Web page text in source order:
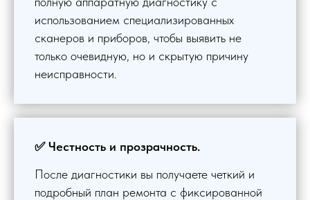
использованием специализированных
сканеров и приборов, чтобы выявить не
только очевидную, но и скрытую причину
неисправности.
✅ Честность и прозрачность.
После диагностики вы получаете четкий и
подробный план ремонта с фиксированной